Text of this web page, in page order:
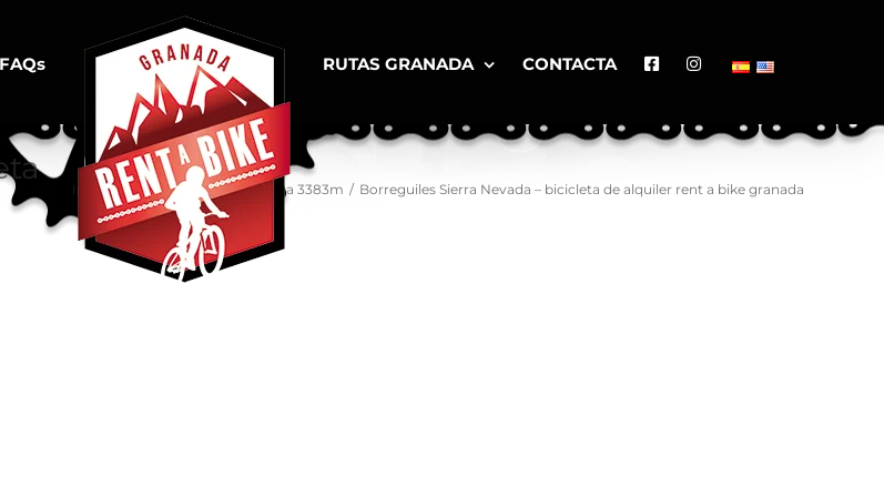
FAQs RUTAS GRANADA CONTACTA
Inicio / De Granada al Pico Veleta 3383m / Borreguiles Sierra Nevada – bicicleta de alquiler rent a bike granada